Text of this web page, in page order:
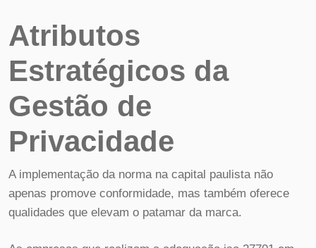
Atributos
Estratégicos da
Gestão de
Privacidade
A implementação da norma na capital paulista não
apenas promove conformidade, mas também oferece
qualidades que elevam o patamar da marca.